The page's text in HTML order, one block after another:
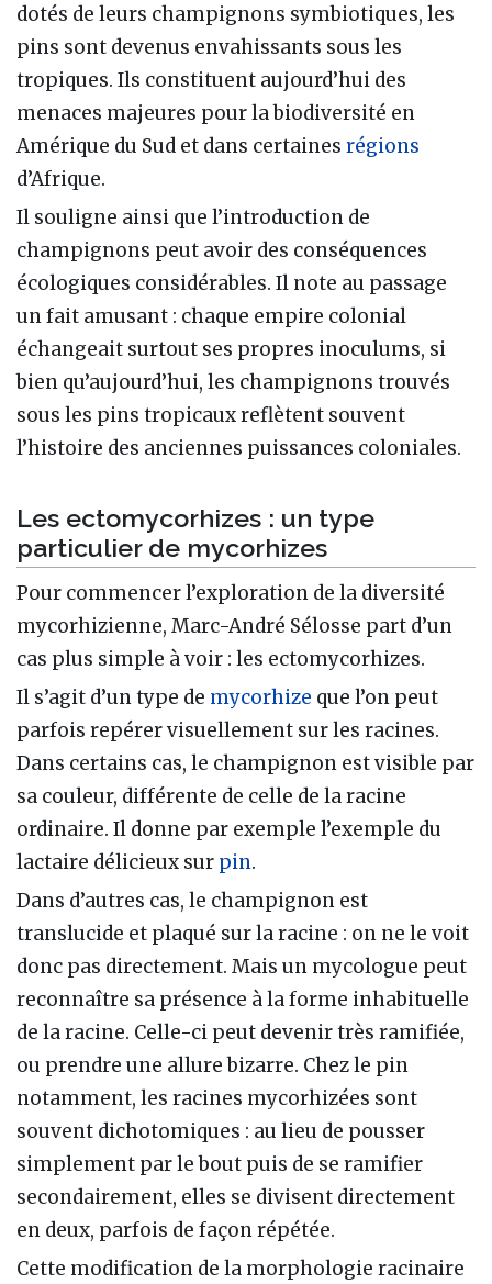
dotés de leurs champignons symbiotiques, les
pins sont devenus envahissants sous les
tropiques. Ils constituent aujourd’hui des
menaces majeures pour la biodiversité en
Amérique du Sud et dans certaines régions
d’Afrique.
Il souligne ainsi que l’introduction de
champignons peut avoir des conséquences
écologiques considérables. Il note au passage
un fait amusant : chaque empire colonial
échangeait surtout ses propres inoculums, si
bien qu’aujourd’hui, les champignons trouvés
sous les pins tropicaux reflètent souvent
l’histoire des anciennes puissances coloniales.
Les ectomycorhizes : un type
particulier de mycorhizes
Pour commencer l’exploration de la diversité
mycorhizienne, Marc-André Sélosse part d’un
cas plus simple à voir : les ectomycorhizes.
Il s’agit d’un type de mycorhize que l’on peut
parfois repérer visuellement sur les racines.
Dans certains cas, le champignon est visible par
sa couleur, différente de celle de la racine
ordinaire. Il donne par exemple l’exemple du
lactaire délicieux sur pin.
Dans d’autres cas, le champignon est
translucide et plaqué sur la racine : on ne le voit
donc pas directement. Mais un mycologue peut
reconnaître sa présence à la forme inhabituelle
de la racine. Celle-ci peut devenir très ramifiée,
ou prendre une allure bizarre. Chez le pin
notamment, les racines mycorhizées sont
souvent dichotomiques : au lieu de pousser
simplement par le bout puis de se ramifier
secondairement, elles se divisent directement
en deux, parfois de façon répétée.
Cette modification de la morphologie racinaire